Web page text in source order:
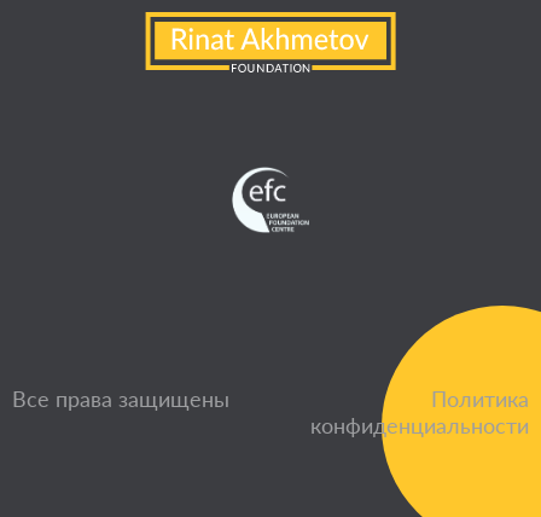
Все права защищены
Политика
конфиденциальности